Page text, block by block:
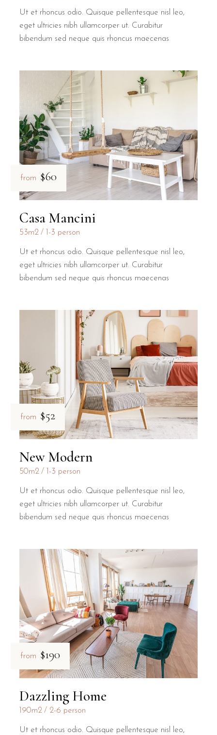
Ut et rhoncus odio. Quisque pellentesque nisl leo,
eget ultricies nibh ullamcorper ut. Curabitur
bibendum sed neque quis rhoncus maecenas
from $60
Casa Mancini
53m2 1-3 person
Ut et rhoncus odio. Quisque pellentesque nisl leo,
eget ultricies nibh ullamcorper ut. Curabitur
bibendum sed neque quis rhoncus maecenas
from $52
New Modern
50m2 1-3 person
Ut et rhoncus odio. Quisque pellentesque nisl leo,
eget ultricies nibh ullamcorper ut. Curabitur
bibendum sed neque quis rhoncus maecenas
from $190
Dazzling Home
190m2 2-6 person
Ut et rhoncus odio. Quisque pellentesque nisl leo,